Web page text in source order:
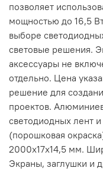
позволяет
мощностью до 16,5
выборе
световые решения.
аксессуары не
отдельно. Цена
решение для
проектов.
светодиодных лент
(порошковая
2000x17x14,5 мм.
Экраны, заглушки и